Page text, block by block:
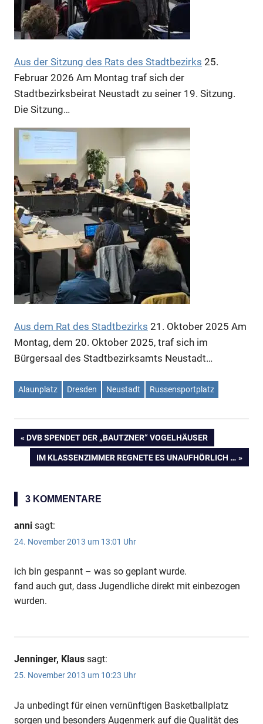
Anzeige
Anzeige
Anzeige
Aus der Sitzung des Rats des Stadtbezirks 25.
Februar 2026 Am Montag traf sich der
Stadtbezirksbeirat Neustadt zu seiner 19. Sitzung.
Die Sitzung…
Aus dem Rat des Stadtbezirks 21. Oktober 2025 Am
Montag, dem 20. Oktober 2025, traf sich im
Bürgersaal des Stadtbezirksamts Neustadt…
Alaunplatz Dresden Neustadt Russensportplatz
Beitragsnavigation
VORHERIGER
BEITRAG:
DVB SPENDET DER „BAUTZNER“ VOGELHÄUSER
NÄCHSTER
IM KLASSENZIMMER REGNETE ES UNAUFHÖRLICH …
3 KOMMENTARE
anni sagt:
24. November 2013 um 13:01 Uhr
ich bin gespannt – was so geplant wurde.
fand auch gut, dass Jugendliche direkt mit einbezogen
wurden.
Jenninger, Klaus sagt:
25. November 2013 um 10:23 Uhr
Ja unbedingt für einen vernünftigen Basketballplatz
sorgen und besonders Augenmerk auf die Qualität des